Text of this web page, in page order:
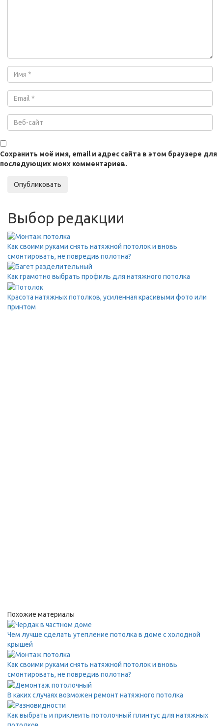
Сохранить моё имя, email и адрес сайта в этом браузере для
последующих моих комментариев.
Опубликовать
Выбор редакции
Как своими руками снять натяжной потолок и вновь
смонтировать, не повредив полотна?
Как грамотно выбрать профиль для натяжного потолка
Красота натяжных потолков, усиленная красивыми фото или
принтом
Похожие материалы
Чем лучше сделать утепление потолка в доме с холодной
крышей
Как своими руками снять натяжной потолок и вновь
смонтировать, не повредив полотна?
В каких случаях возможен ремонт натяжного потолка
Как выбрать и приклеить потолочный плинтус для натяжных